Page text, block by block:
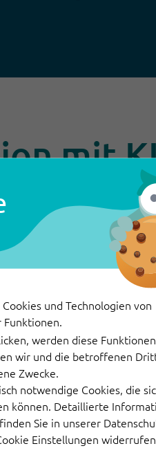
und Technologien von
werden diese
wir und die betroffenen
Zwecke.
notwendige Cookies, die
können. Detaillierte
Sie in unserer
Einstellungen
mit
Bewertung,
Dadurch werden
und in verwertbare